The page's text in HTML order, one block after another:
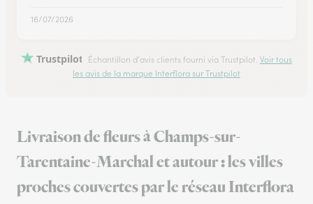
16/07/2026
Trustpilot Échantillon d'avis clients fourni via Trustpilot. Voir tous
les avis de la marque Interflora sur Trustpilot
Livraison de fleurs à Champs-sur-
Tarentaine-Marchal et autour : les villes
proches couvertes par le réseau Interflora